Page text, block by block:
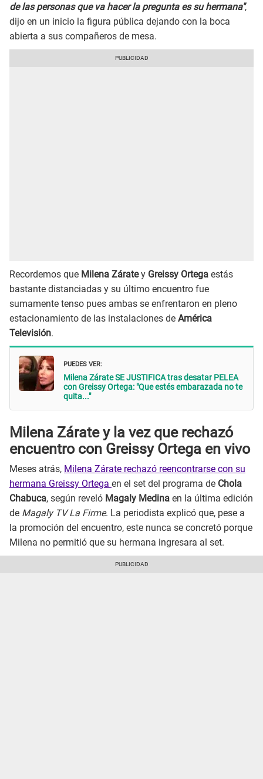
de las personas que va hacer la pregunta es su hermana",
dijo en un inicio la figura pública dejando con la boca
abierta a sus compañeros de mesa.
Recordemos que Milena Záratey Greissy Ortega estás
bastante distanciadas y su último encuentro fue
sumamente tenso pues ambas se enfrentaron en pleno
estacionamiento de las instalaciones de América
Televisión.
PUEDES VER:
Milena Zárate SE JUSTIFICA tras desatar PELEA
con Greissy Ortega: "Que estés embarazada no te
quita..."
Milena Zárate y la vez que rechazó
encuentro con Greissy Ortega en vivo
Meses atrás, Milena Zárate rechazó reencontrarse con su
hermana Greissy Ortega en el set del programa de Chola
Chabuca, según reveló Magaly Medina en la última edición
de Magaly TV La Firme. La periodista explicó que, pese a
la promoción del encuentro, este nunca se concretó porque
Milena no permitió que su hermana ingresara al set.